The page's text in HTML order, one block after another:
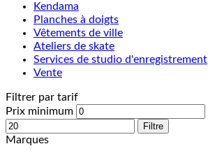
Kendama
Planches à doigts
Vêtements de ville
Ateliers de skate
Services de studio d'enregistrement
Vente
Filtrer par tarif
Prix minimum
Filtre
Marques